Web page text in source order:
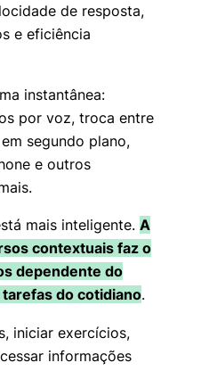
de resposta,
e eficiência
instantânea:
por voz, troca entre
segundo plano,
e outros
mais inteligente. A
contextuais faz o
dependente do
do cotidiano.
iniciar exercícios,
informações